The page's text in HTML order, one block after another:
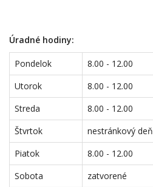
Úradné hodiny:
Pondelok 8.00 - 12.00
Utorok
8.00 - 12.00
Streda
8.00 - 12.00
Štvrtok
nestránkový deň
Piatok
8.00 - 12.00
Sobota
zatvorené